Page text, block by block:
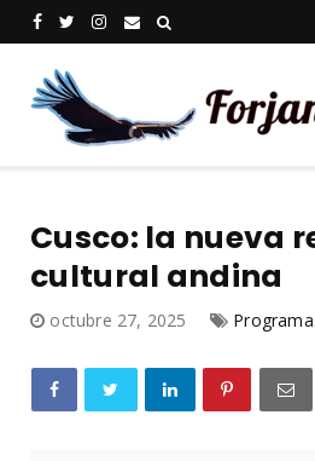
Cusco: la nueva
cultural andina
octubre 27, 2025